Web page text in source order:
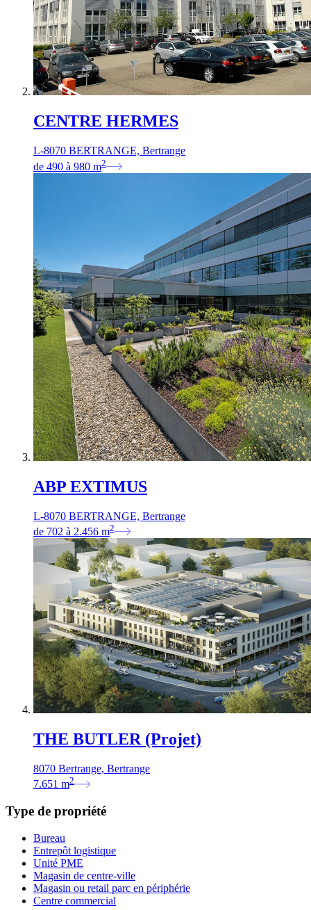
CENTRE HERMES
L-8070 BERTRANGE, Bertrange
de 490 à 980 m2
ABP EXTIMUS
L-8070 BERTRANGE, Bertrange
de 702 à 2.456 m2
THE BUTLER (Projet)
8070 Bertrange, Bertrange
7.651 m2
Type de propriété
Bureau
Entrepôt logistique
Unité PME
Magasin de centre-ville
Magasin ou retail parc en périphérie
Centre commercial